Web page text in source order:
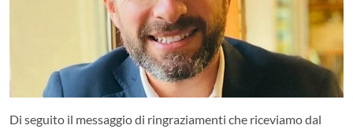
Di seguito il messaggio di ringraziamenti che riceviamo dal